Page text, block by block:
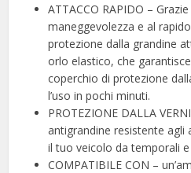
ATTACCO RAPIDO –
maneggevolezza e al
protezione dalla grandine
orlo elastico, che
coperchio di protezione
l’uso in pochi minuti.
PROTEZIONE DALLA
antigrandine resistente
il tuo veicolo da temporali
COMPATIBILE CON –